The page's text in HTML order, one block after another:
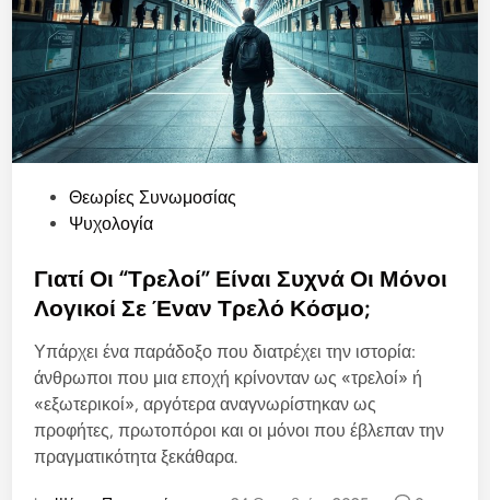
t
e
i
n
Θεωρίες Συνωμοσίας
Ψυχολογία
Γιατί Οι “Τρελοί” Είναι Συχνά Οι Μόνοι
Λογικοί Σε Έναν Τρελό Κόσμο;
Υπάρχει ένα παράδοξο που διατρέχει την ιστορία:
άνθρωποι που μια εποχή κρίνονταν ως «τρελοί» ή
«εξωτερικοί», αργότερα αναγνωρίστηκαν ως
προφήτες, πρωτοπόροι και οι μόνοι που έβλεπαν την
πραγματικότητα ξεκάθαρα.